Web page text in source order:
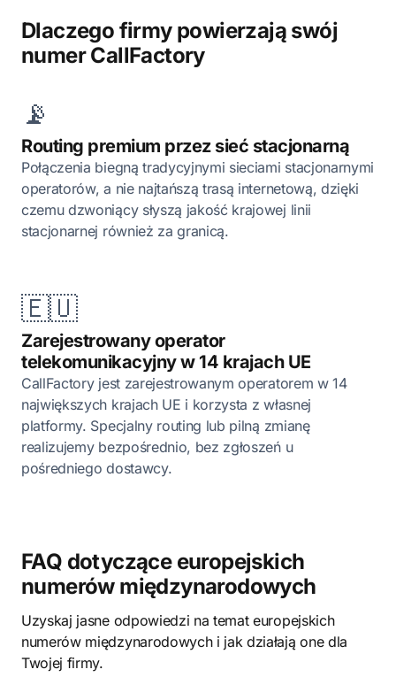
Dlaczego firmy powierzają swój
numer CallFactory
📡
Routing premium przez sieć stacjonarną
Połączenia biegną tradycyjnymi sieciami stacjonarnymi
operatorów, a nie najtańszą trasą internetową, dzięki
czemu dzwoniący słyszą jakość krajowej linii
stacjonarnej również za granicą.
🇪🇺
Zarejestrowany operator
telekomunikacyjny w 14 krajach UE
CallFactory jest zarejestrowanym operatorem w 14
największych krajach UE i korzysta z własnej
platformy. Specjalny routing lub pilną zmianę
realizujemy bezpośrednio, bez zgłoszeń u
pośredniego dostawcy.
FAQ dotyczące europejskich
numerów międzynarodowych
Uzyskaj jasne odpowiedzi na temat europejskich
numerów międzynarodowych i jak działają one dla
Twojej firmy.